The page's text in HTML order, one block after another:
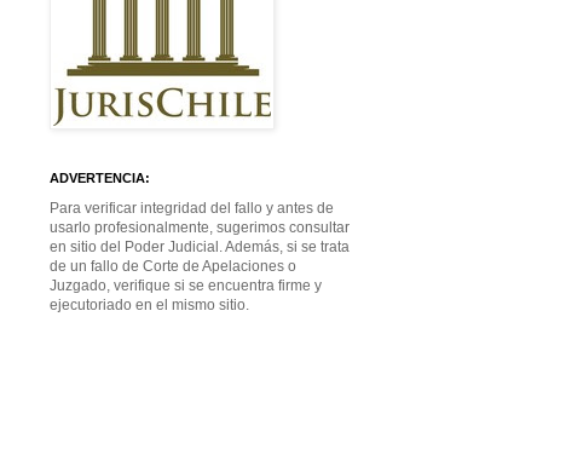
ADVERTENCIA:
Para verificar integridad del fallo y antes de
usarlo profesionalmente, sugerimos consultar
en sitio del Poder Judicial. Además, si se trata
de un fallo de Corte de Apelaciones o
Juzgado, verifique si se encuentra firme y
ejecutoriado en el mismo sitio.